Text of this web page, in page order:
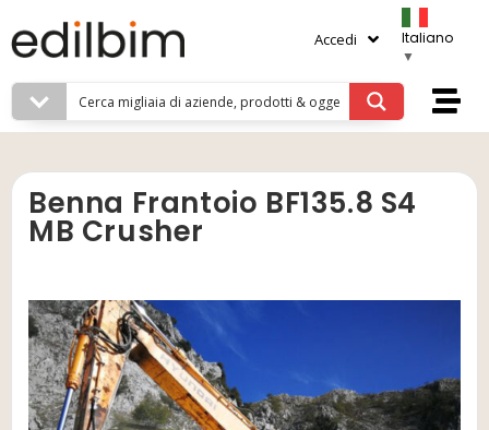
Accedi
Italiano
▼
Benna Frantoio BF135.8 S4
MB Crusher